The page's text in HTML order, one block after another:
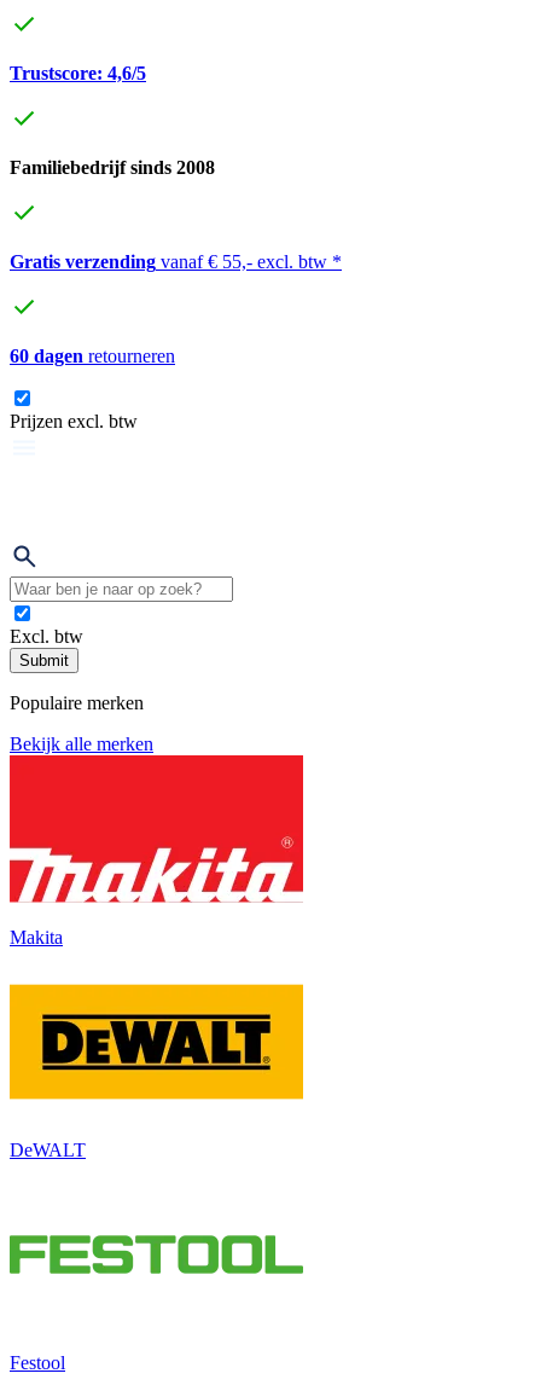
Trustscore: 4,6/5
Familiebedrijf sinds 2008
Gratis verzending vanaf € 55,- excl. btw *
60 dagen retourneren
Prijzen excl. btw
Excl. btw
Submit
Populaire merken
Bekijk alle merken
Makita
DeWALT
Festool